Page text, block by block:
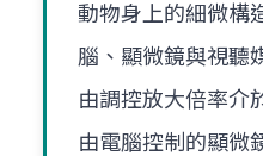
動物身上的細微構
腦、顯微鏡與視聽
由調控放大倍率介
由電腦控制的顯微